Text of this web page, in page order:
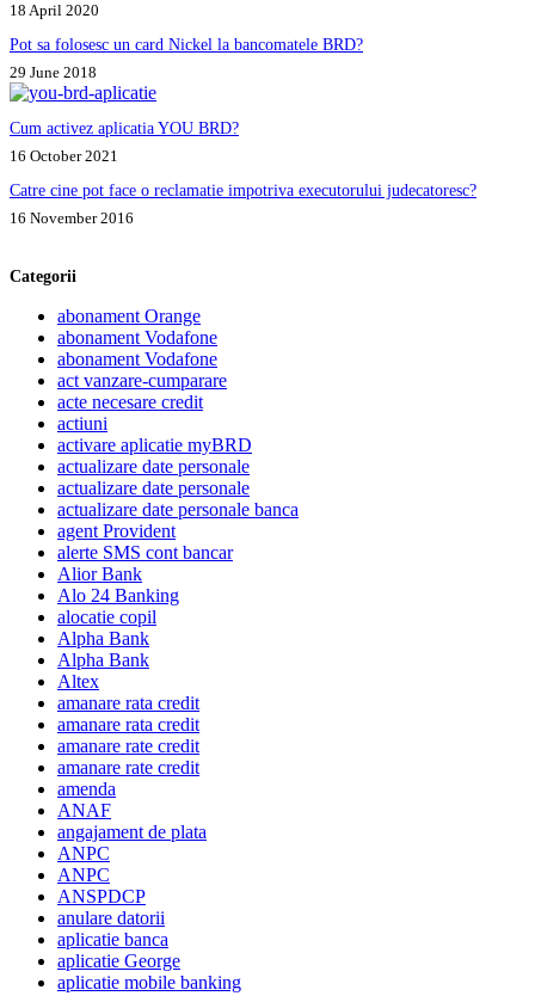
18 April 2020
Pot sa folosesc un card Nickel la bancomatele BRD?
29 June 2018
Cum activez aplicatia YOU BRD?
16 October 2021
Catre cine pot face o reclamatie impotriva executorului judecatoresc?
16 November 2016
Categorii
abonament Orange
abonament Vodafone
abonament Vodafone
act vanzare-cumparare
acte necesare credit
actiuni
activare aplicatie myBRD
actualizare date personale
actualizare date personale
actualizare date personale banca
agent Provident
alerte SMS cont bancar
Alior Bank
Alo 24 Banking
alocatie copil
Alpha Bank
Alpha Bank
Altex
amanare rata credit
amanare rata credit
amanare rate credit
amanare rate credit
amenda
ANAF
angajament de plata
ANPC
ANPC
ANSPDCP
anulare datorii
aplicatie banca
aplicatie George
aplicatie mobile banking